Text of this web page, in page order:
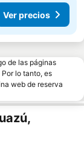
Ver precios
de las páginas
lo tanto, es
web de reserva